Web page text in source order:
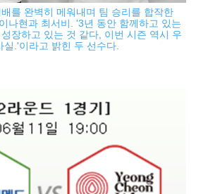
를 완벽히 메워내며 팀 승리를 합작한
나현과 최서비. '3년 동안 함께하고 있는
장하고 있는 것 같다, 이번 시즌 역시 우
.'이라고 밝힌 두 선수다.